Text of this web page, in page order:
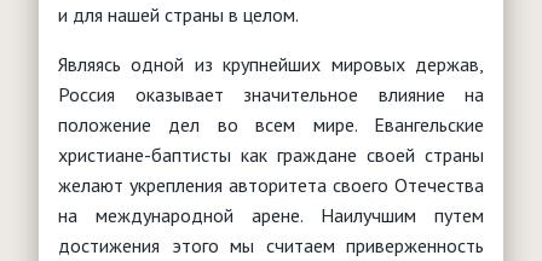
и для нашей страны в целом.
Являясь одной из крупнейших мировых держав,
Россия оказывает значительное влияние на
положение дел во всем мире. Евангельские
христиане-баптисты как граждане своей страны
желают укрепления авторитета своего Отечества
на международной арене. Наилучшим путем
достижения этого мы считаем приверженность